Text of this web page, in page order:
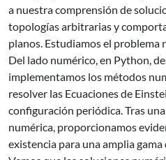
a nuestra comprensión de
topologías arbitrarias y
planos. Estudiamos el problema
Del lado numérico, en Python,
implementamos los métodos
resolver las Ecuaciones de
configuración periódica. Tras
numérica, proporcionamos
existencia para una amplia